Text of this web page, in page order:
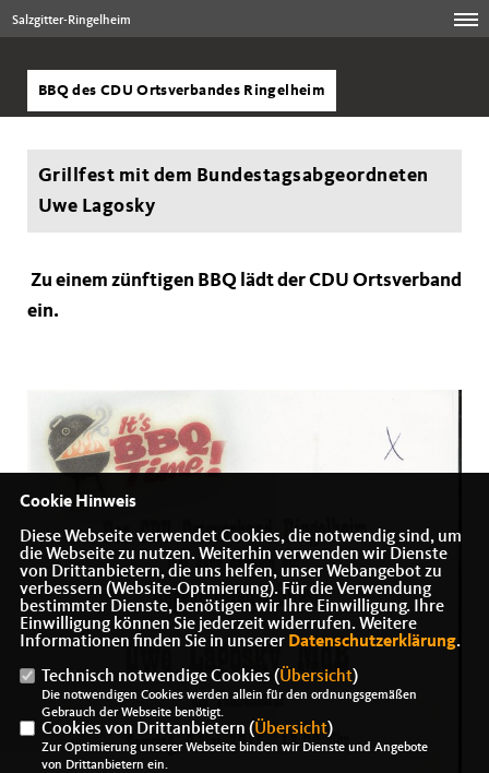
Salzgitter-Ringelheim
BBQ des CDU Ortsverbandes Ringelheim
Grillfest mit dem Bundestagsabgeordneten
Uwe Lagosky
Zu einem zünftigen BBQ lädt der CDU Ortsverband
ein.
Cookie Hinweis
Diese Webseite verwendet Cookies, die notwendig sind, um
die Webseite zu nutzen. Weiterhin verwenden wir Dienste
von Drittanbietern, die uns helfen, unser Webangebot zu
verbessern (Website-Optmierung). Für die Verwendung
bestimmter Dienste, benötigen wir Ihre Einwilligung. Ihre
Einwilligung können Sie jederzeit widerrufen. Weitere
Informationen finden Sie in unserer Datenschutzerklärung.
Technisch notwendige Cookies (Übersicht)
Die notwendigen Cookies werden allein für den ordnungsgemäßen
Gebrauch der Webseite benötigt.
Cookies von Drittanbietern (Übersicht)
Zur Optimierung unserer Webseite binden wir Dienste und Angebote
von Drittanbietern ein.